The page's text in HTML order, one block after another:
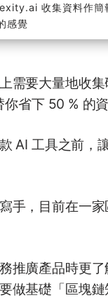
收集資料作簡
感覺
需要大量地收
省下 50 % 的資
AI 工具之前，
手，目前在一
推廣產品時更
做基礎「區塊